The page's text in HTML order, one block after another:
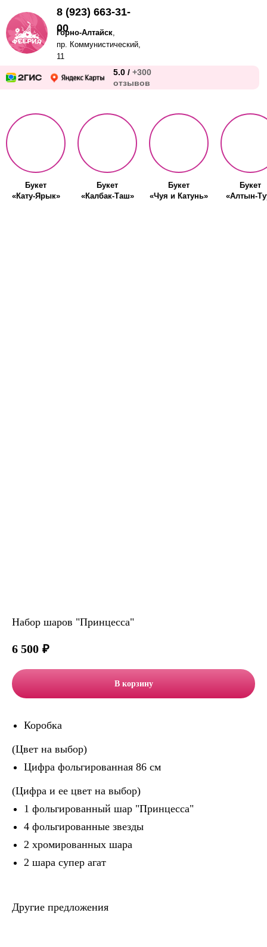
5.0 / +300
отзывов
Горно-Алтайск,
пр. Коммунистический,
11
8 (923) 663-31-
00
Букет
«Кату-Ярык»
Букет
«Калбак-Таш»
Букет
«Чуя и Катунь»
Букет
«Алтын-
Набор шаров "Принцесса"
6 500 ₽
В корзину
Коробка
(Цвет на выбор)
Цифра фольгированная 86 см
(Цифра и ее цвет на выбор)
1 фольгированный шар "Принцесса"
4 фольгированные звезды
2 хромированных шара
2 шара супер агат
Другие предложения